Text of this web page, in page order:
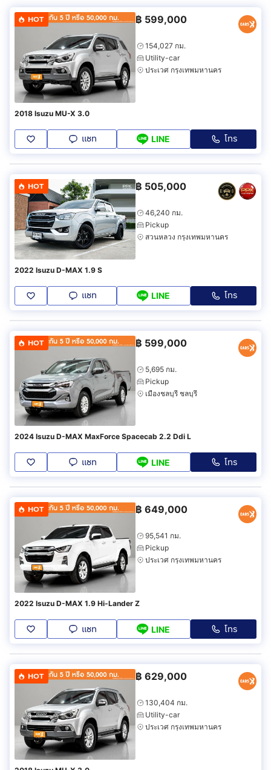
HOT ฿ 599,000
154,027 กม.
Utility-car
ประเวศ กรุงเทพมหานคร
2018 Isuzu MU-X 3.0
แชท LINE โทร
HOT ฿ 505,000
46,240 กม.
Pickup
สวนหลวง กรุงเทพมหานคร
2022 Isuzu D-MAX 1.9 S
แชท LINE โทร
HOT ฿ 599,000
5,695 กม.
Pickup
เมืองชลบุรี ชลบุรี
2024 Isuzu D-MAX MaxForce Spacecab 2.2 Ddi L
แชท LINE โทร
HOT ฿ 649,000
95,541 กม.
Pickup
ประเวศ กรุงเทพมหานคร
2022 Isuzu D-MAX 1.9 Hi-Lander Z
แชท LINE โทร
HOT ฿ 629,000
130,404 กม.
Utility-car
ประเวศ กรุงเทพมหานคร